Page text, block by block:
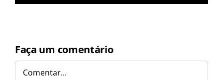
Faça um comentário
Comentar